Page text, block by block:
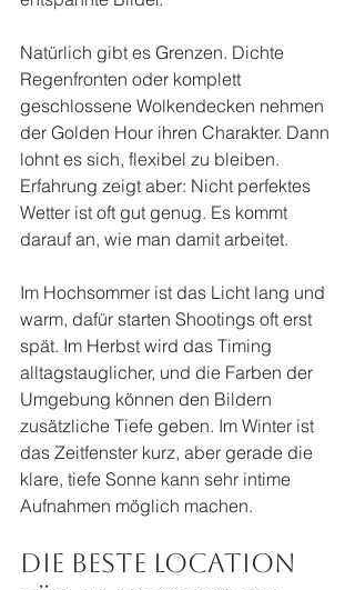
Natürlich gibt es Grenzen. Dichte
Regenfronten oder komplett
geschlossene Wolkendecken nehmen
der Golden Hour ihren Charakter. Dann
lohnt es sich, flexibel zu bleiben.
Erfahrung zeigt aber: Nicht perfektes
Wetter ist oft gut genug. Es kommt
darauf an, wie man damit arbeitet.
Im Hochsommer ist das Licht lang und
warm, dafür starten Shootings oft erst
spät. Im Herbst wird das Timing
alltagstauglicher, und die Farben der
Umgebung können den Bildern
zusätzliche Tiefe geben. Im Winter ist
das Zeitfenster kurz, aber gerade die
klare, tiefe Sonne kann sehr intime
Aufnahmen möglich machen.
Die beste Location